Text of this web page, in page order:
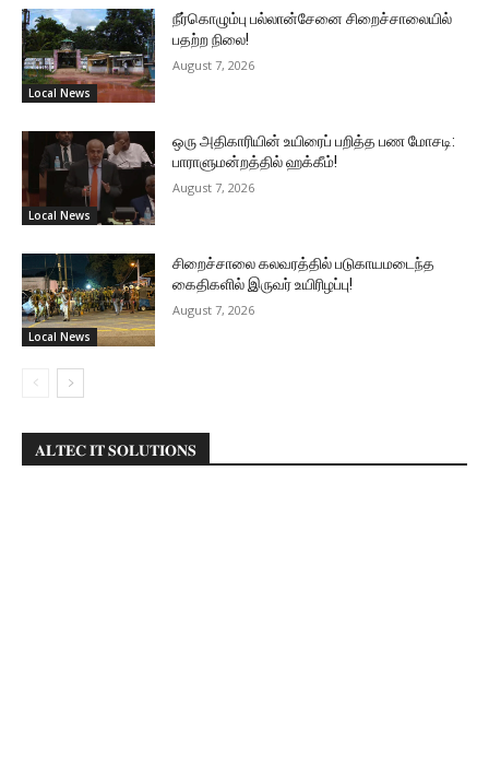
Local News
நீர்கொழும்பு பல்லான்சேனை சிறைச்சாலையில்
பதற்ற நிலை!
August 7, 2026
Local News
ஒரு அதிகாரியின் உயிரைப் பறித்த பண மோசடி:
பாராளுமன்றத்தில் ஹக்கீம்!
August 7, 2026
Local News
சிறைச்சாலை கலவரத்தில் படுகாயமடைந்த
கைதிகளில் இருவர் உயிரிழப்பு!
August 7, 2026
𝐀𝐋𝐓𝐄𝐂 𝐈𝐓 𝐒𝐎𝐋𝐔𝐓𝐈𝐎𝐍𝐒